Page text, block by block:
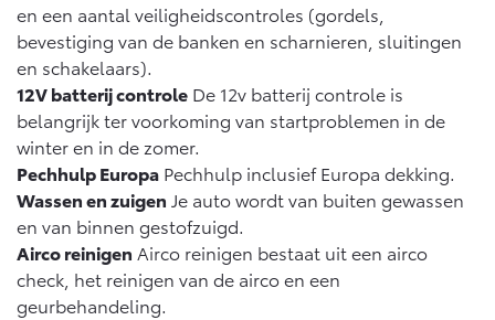
Vanaf € 46.301,- Vanaf € 56.570,-
Land Cruiser (excl. BTW)
Vanaf € 89.986,-
en een aantal veiligheidscontroles (gordels,
bevestiging van de banken en scharnieren, sluitingen
en schakelaars).
12V batterij controle De 12v batterij controle is
belangrijk ter voorkoming van startproblemen in de
winter en in de zomer.
Pechhulp Europa Pechhulp inclusief Europa dekking.
Wassen en zuigen Je auto wordt van buiten gewassen
en van binnen gestofzuigd.
Airco reinigen Airco reinigen bestaat uit een airco
check, het reinigen van de airco en een
geurbehandeling.